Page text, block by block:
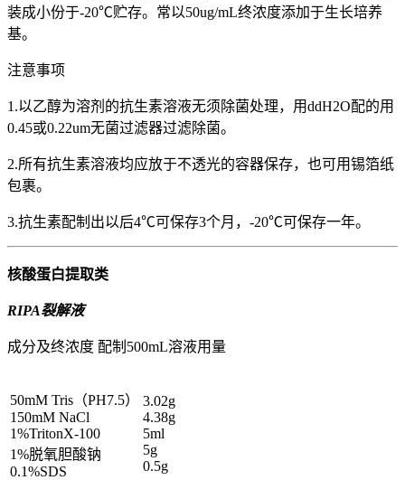
装成小份于-20℃贮存。常以50ug/mL终浓度添加于生长培养
基。
注意事项
1.以乙醇为溶剂的抗生素溶液无须除菌处理，用ddH2O配的用
0.45或0.22um无菌过滤器过滤除菌。
2.所有抗生素溶液均应放于不透光的容器保存，也可用锡箔纸
包裹。
3.抗生素配制出以后4℃可保存3个月，-20℃可保存一年。
核酸蛋白提取类
RIPA裂解液
成分及终浓度 配制500mL溶液用量
50mM Tris（PH7.5）
150mM NaCl
1%TritonX-100
1%脱氧胆酸钠
0.1%SDS
3.02g
4.38g
5ml
5g
0.5g